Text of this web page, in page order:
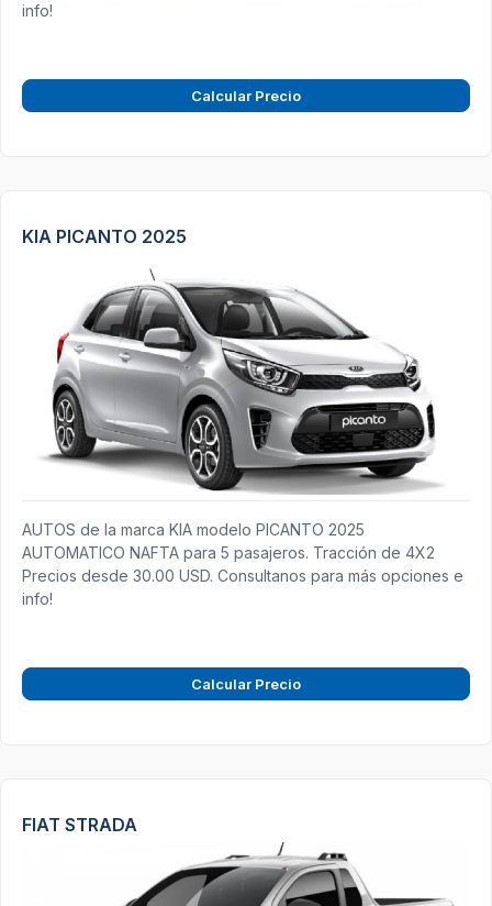
info!
Calcular Precio
KIA PICANTO 2025
AUTOS de la marca KIA modelo PICANTO 2025
AUTOMATICO NAFTA para 5 pasajeros. Tracción de 4X2
Precios desde 30.00 USD. Consultanos para más opciones e
info!
Calcular Precio
FIAT STRADA